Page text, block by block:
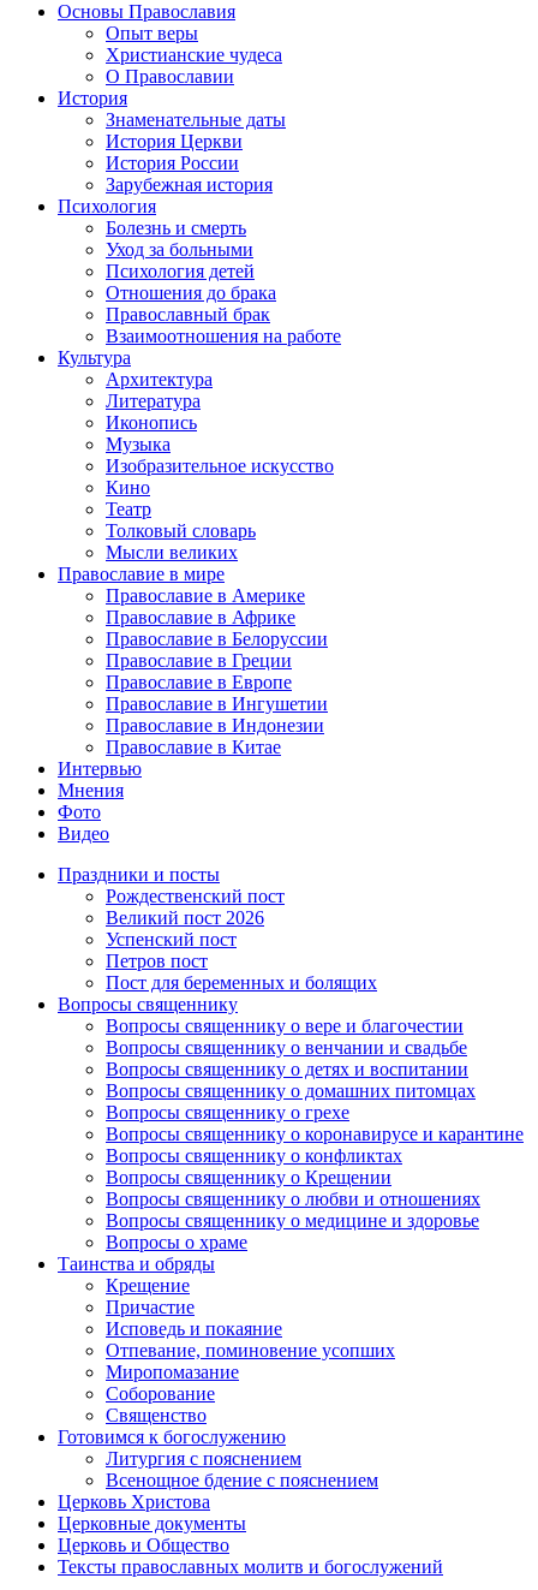
Основы Православия
Опыт веры
Христианские чудеса
О Православии
История
Знаменательные даты
История Церкви
История России
Зарубежная история
Психология
Болезнь и смерть
Уход за больными
Психология детей
Отношения до брака
Православный брак
Взаимоотношения на работе
Культура
Архитектура
Литература
Иконопись
Музыка
Изобразительное искусство
Кино
Театр
Толковый словарь
Мысли великих
Православие в мире
Православие в Америке
Православие в Африке
Православие в Белоруссии
Православие в Греции
Православие в Европе
Православие в Ингушетии
Православие в Индонезии
Православие в Китае
Интервью
Мнения
Фото
Видео
Праздники и посты
Рождественский пост
Великий пост 2026
Успенский пост
Петров пост
Пост для беременных и болящих
Вопросы священнику
Вопросы священнику о вере и благочестии
Вопросы священнику о венчании и свадьбе
Вопросы священнику о детях и воспитании
Вопросы священнику о домашних питомцах
Вопросы священнику о грехе
Вопросы священнику о коронавирусе и карантине
Вопросы священнику о конфликтах
Вопросы священнику о Крещении
Вопросы священнику о любви и отношениях
Вопросы священнику о медицине и здоровье
Вопросы о храме
Таинства и обряды
Крещение
Причастие
Исповедь и покаяние
Отпевание, поминовение усопших
Миропомазание
Соборование
Священство
Готовимся к богослужению
Литургия с пояснением
Всенощное бдение с пояснением
Церковь Христова
Церковные документы
Церковь и Общество
Тексты православных молитв и богослужений